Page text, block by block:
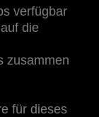
verfügbar
die
zusammen
für dieses